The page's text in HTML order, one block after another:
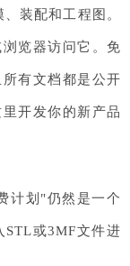
装配和工程图。
览器访问它。免
有文档都是公开
开发你的新产品
计划"仍然是一个
或3MF文件进